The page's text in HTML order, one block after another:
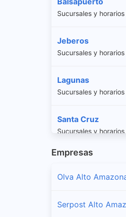
Sucursales y
Jeberos
Sucursales y
Lagunas
Sucursales y
Santa Cruz
Sucursales y
Teniente Cesar
Sucursales y horarios
Empresas
Olva Alto
Serpost Alto